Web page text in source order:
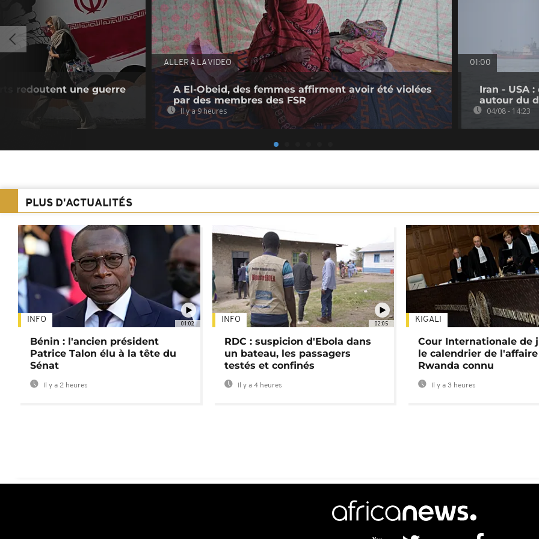
redoutent une guerre
ALLER À LA VIDEO
A El-Obeid, des femmes affirment avoir été violées
par des membres des FSR
Il y a 9 heures
01:00
Iran - USA
autour du
04/08 - 14:23
PLUS D'ACTUALITÉS
01:02
INFO
Bénin : l'ancien président
Patrice Talon élu à la tête du
Sénat
Il y a 2 heures
02:05
INFO
RDC : suspicion d'Ebola dans
un bateau, les passagers
testés et confinés
Il y a 4 heures
KIGALI
Cour Internationale de
le calendrier de l'affaire
Rwanda connu
Il y a 3 heures